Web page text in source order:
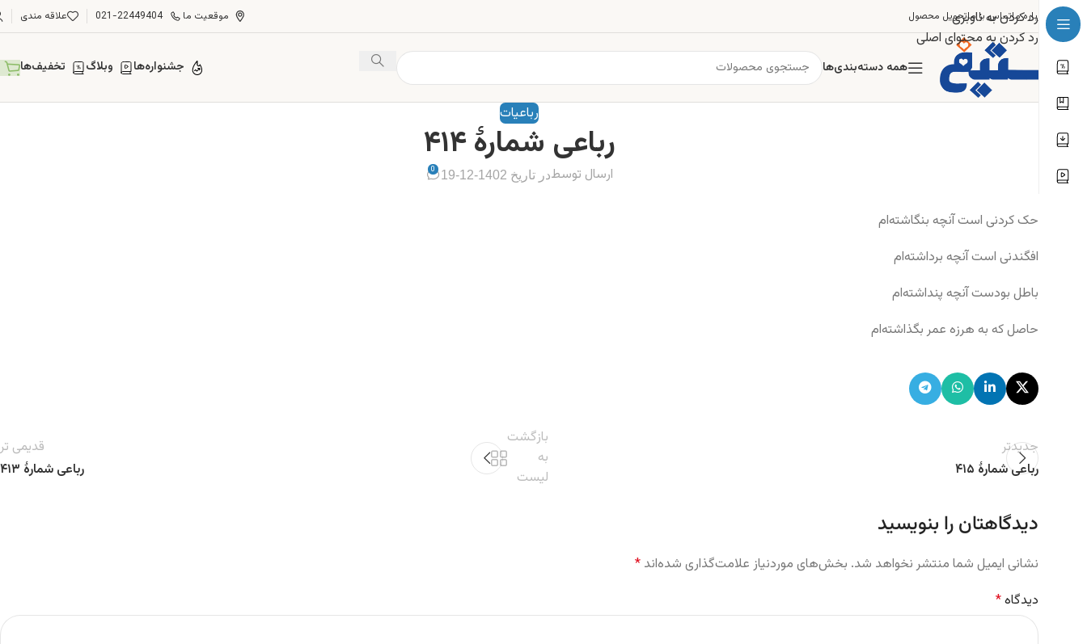
رد کردن به ناوبری
رد کردن به محتوای اصلی
درباره ماتماس با ماتحویل محصول موقعیت ما 021-22449404 علاقه مندی
همه دسته‌بندی‌ها جشنواره‌ها وبلاگ تخفیف‌ها
رباعیات
رباعی شمارهٔ ۴۱۴
ارسال توسطدر تاریخ 1402-12-19 0
حک کردنی است آنچه بنگاشته‌ام
افگندنی است آنچه برداشته‌ام
باطل بودست آنچه پنداشته‌ام
حاصل که به هرزه عمر بگذاشته‌ام
جدیدتر
رباعی شمارهٔ ۴۱۵
بازگشت
به
لیست
قدیمی تر
رباعی شمارهٔ ۴۱۳
دیدگاهتان را بنویسید
نشانی ایمیل شما منتشر نخواهد شد. بخش‌های موردنیاز علامت‌گذاری شده‌اند *
دیدگاه*